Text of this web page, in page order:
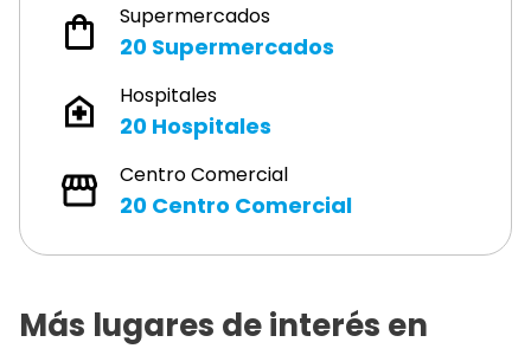
Supermercados
20 Supermercados
Hospitales
20 Hospitales
Centro Comercial
20 Centro Comercial
Más lugares de interés en